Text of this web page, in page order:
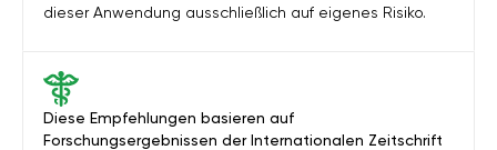
Diese Empfehlungen basieren auf
Forschungsergebnissen der Internationalen Zeitschrift
dieser Anwendung ausschließlich auf eigenes Risiko.